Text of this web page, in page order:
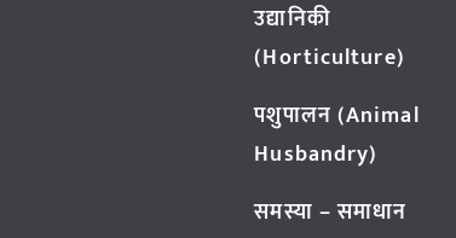
उद्यानिकी
(Horticulture)
पशुपालन (Animal
Husbandry)
समस्या – समाधान